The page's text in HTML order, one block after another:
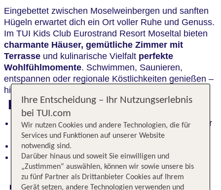
Eingebettet zwischen Moselweinbergen und sanften
Hügeln erwartet dich ein Ort voller Ruhe und Genuss.
Im TUI Kids Club Eurostrand Resort Moseltal bieten
charmante Häuser, gemütliche Zimmer mit
Terrasse und kulinarische Vielfalt perfekte
Wohlfühlmomente. Schwimmen, Saunieren,
entspannen oder regionale Köstlichkeiten genießen –
hier kannst du den Alltag einfach hinter dir lassen.
Highlights
Grüne Parkanlage an der Mosel: Entspannung pur
in der Natur
Umfangreiche Buffets und internationaler Küche
Wellnessoase mit Pool und Sauna
Ihre Entscheidung – Ihr Nutzungserlebnis
bei TUI.com
Wir nutzen Cookies und andere Technologien, die für
Services und Funktionen auf unserer Website
notwendig sind.
Darüber hinaus und soweit Sie einwilligen und
„Zustimmen“ auswählen, können wir sowie unsere bis
zu fünf Partner als Drittanbieter Cookies auf Ihrem
Gerät setzen, andere Technologien verwenden und